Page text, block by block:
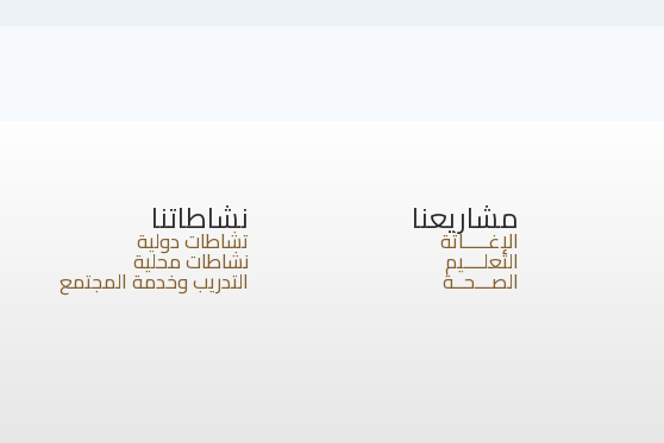
مشاريعنا
الإغـــــاثة
التعلــــيم
الصـــحــة
نشاطاتنا
تشاطات دولية
نشاطات محلية
التدريب وخدمة المجتمع